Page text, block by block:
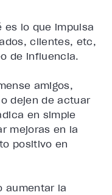
es lo que impulsa
clientes, etc,
de influencia.
amigos,
dejen de actuar
en simple
mejoras en la
positivo en
aumentar la